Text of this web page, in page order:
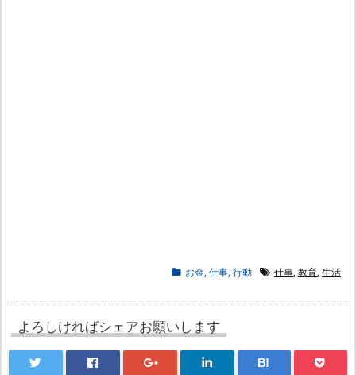
お金 仕事 行動 仕事 教育 生活
よろしければシェアお願いします
B!